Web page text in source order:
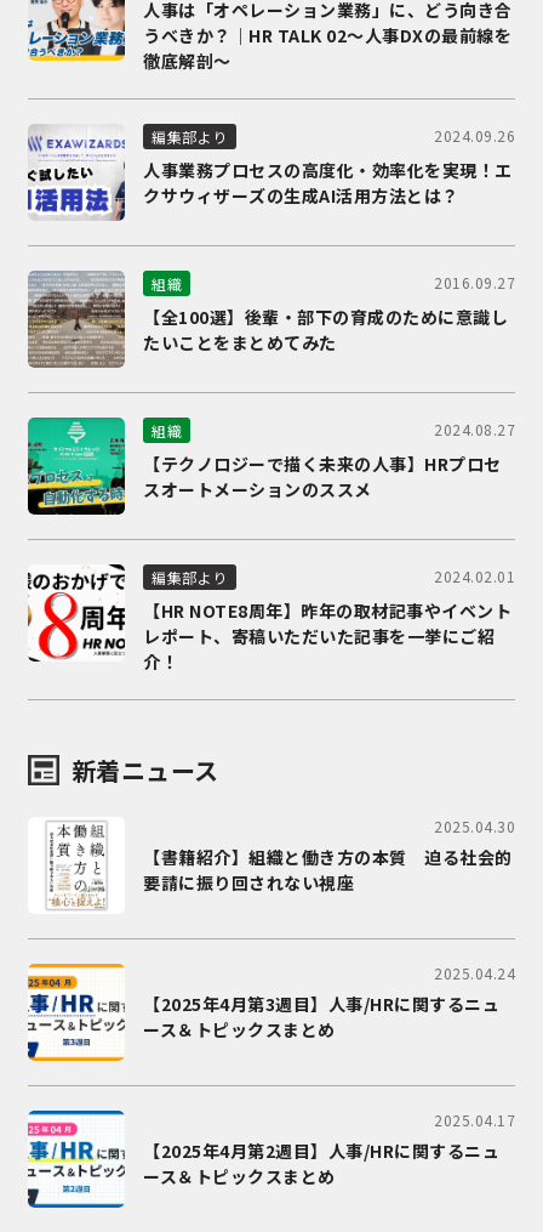
人事は「オペレーション業務」に、どう向き合
うべきか？｜HR TALK 02～人事DXの最前線を
徹底解剖～
編集部より 2024.09.26
人事業務プロセスの高度化・効率化を実現！エ
クサウィザーズの生成AI活用方法とは？
組織 2016.09.27
【全100選】後輩・部下の育成のために意識し
たいことをまとめてみた
組織 2024.08.27
【テクノロジーで描く未来の人事】HRプロセ
スオートメーションのススメ
編集部より 2024.02.01
【HR NOTE8周年】昨年の取材記事やイベント
レポート、寄稿いただいた記事を一挙にご紹
介！
新着ニュース
2025.04.30
【書籍紹介】組織と働き方の本質 迫る社会的
要請に振り回されない視座
2025.04.24
【2025年4月第3週目】人事/HRに関するニュ
ース＆トピックスまとめ
2025.04.17
【2025年4月第2週目】人事/HRに関するニュ
ース＆トピックスまとめ